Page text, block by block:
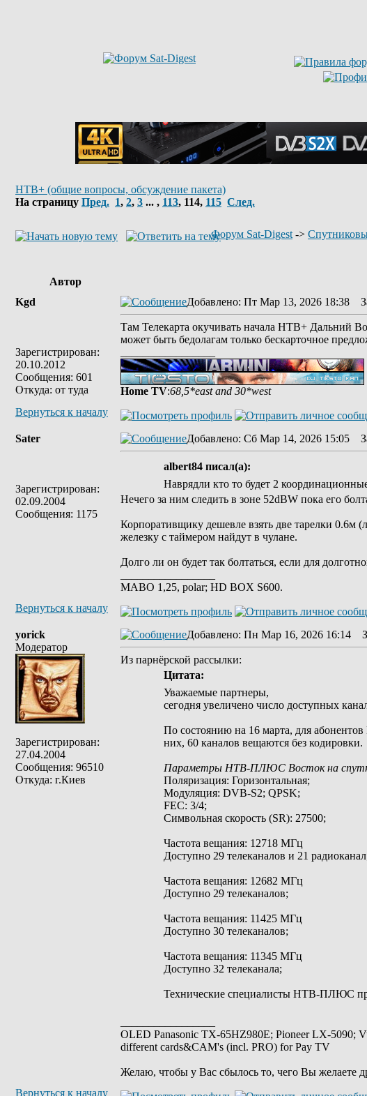
НТВ+ (общие вопросы, обсуждение пакета)
На страницу Пред. 1, 2, 3 ... , 113, 114, 115 След.
Форум Sat-Digest ->
Автор
Kgd
Зарегистрирован:
20.10.2012
Сообщения: 601
Откуда: от туда
Добавлено: Пт Мар 13, 2026 18:38
Там Телекарта окучивать начала НТВ+ Дальний
может быть бедолагам только бескарточное
Home TV:68,5*east and 30*west
Вернуться к началу
Sater
Зарегистрирован:
02.09.2004
Сообщения: 1175
Добавлено: Сб Мар 14, 2026 15:05
albert84 писал(а):
Наврядли кто то будет 2
Нечего за ним следить в зоне 52dBW пока его
Корпоративщику дешевле взять две тарелки 0.6м
железку с таймером найдут в чулане.
Долго ли он будет так болтаться, если для
MABO 1,25, polar; HD BOX S600.
Вернуться к началу
yorick
Модератор
Зарегистрирован:
27.04.2004
Сообщения: 96510
Откуда: г.Киев
Добавлено: Пн Мар 16, 2026 16:14
Из парнёрской рассылки:
Цитата:
Уважаемые партнеры,
сегодня увеличено число доступных
По состоянию на 16 марта, для
них, 60 каналов вещаются без кодировки.
Параметры НТВ-ПЛЮС Восток на
Поляризация: Горизонтальная;
Модуляция: DVB-S2; QPSK;
FEC: 3/4;
Символьная скорость (SR): 27500;
Частота вещания: 12718 МГц
Доступно 29 телеканалов и 21
Частота вещания: 12682 МГц
Доступно 29 телеканалов;
Частота вещания: 11425 МГц
Доступно 30 телеканалов;
Частота вещания: 11345 МГц
Доступно 32 телеканала;
Технические специалисты НТВ-ПЛЮС
OLED Panasonic TX-65HZ980E; Pioneer LX-5090;
different cards&CAM's (incl. PRO) for Pay TV
Желаю, чтобы у Вас сбылось то, чего Вы желаете
Вернуться к началу